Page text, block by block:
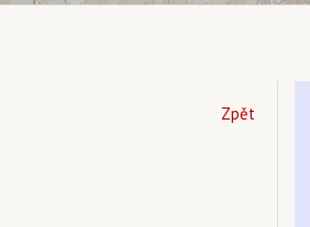
Zpět